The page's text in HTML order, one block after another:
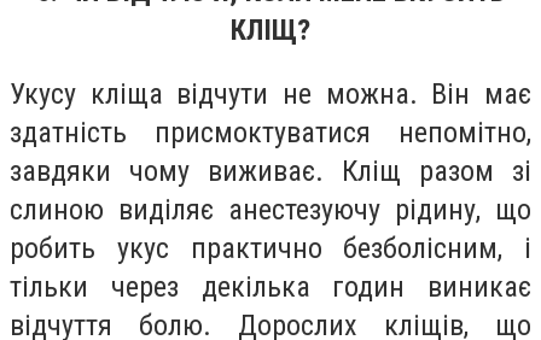
КЛІЩ?
Укусу кліща відчути не можна. Він має
здатність присмоктуватися непомітно,
завдяки чому виживає. Кліщ разом зі
слиною виділяє анестезуючу рідину, що
робить укус практично безболісним, і
тільки через декілька годин виникає
відчуття болю. Дорослих кліщів, що